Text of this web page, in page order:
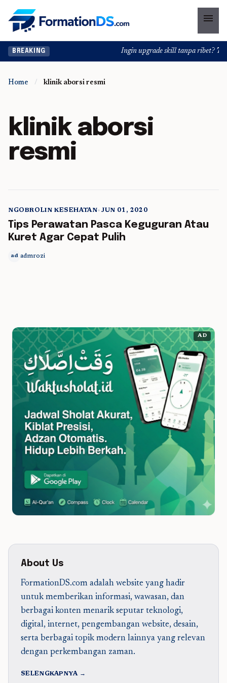
menu
BREAKING Ingin upgrade skill tanpa ribet?
Home / klinik aborsi resmi
klinik aborsi
resmi
5 min read
NGOBROLIN KESEHATAN• JUN 01, 2020
Tips Perawatan Pasca Keguguran Atau
Kuret Agar Cepat Pulih
ad admrozi
AD
About Us
FormationDS.com adalah website yang hadir
untuk memberikan informasi, wawasan, dan
berbagai konten menarik seputar teknologi,
digital, internet, pengembangan website, desain,
serta berbagai topik modern lainnya yang relevan
dengan perkembangan zaman.
SELENGKAPNYA →